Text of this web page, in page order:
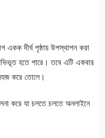
একক দীর্ঘ পৃষ্ঠায় উপস্থাপন করা
হতে পারে। তবে এটি একবার
করে তোলে।
করে যা চলতে চলতে অনলাইনে